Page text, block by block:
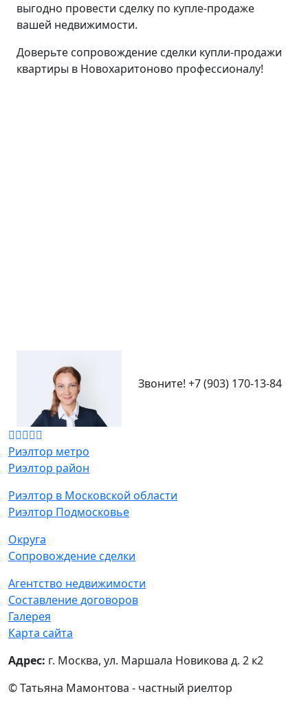
выгодно провести сделку по купле-продаже
вашей недвижимости.
Доверьте сопровождение сделки купли-продажи
квартиры в Новохаритоново профессионалу!
Звоните! +7 (903) 170-13-84
Риэлтор метро
Риэлтор район
Риэлтор в Московской области
Риэлтор Подмосковье
Округа
Сопровождение сделки
Агентство недвижимости
Составление договоров
Галерея
Карта сайта
Адрес: г. Москва, ул. Маршала Новикова д. 2 к2
© Татьяна Мамонтова - частный риелтор